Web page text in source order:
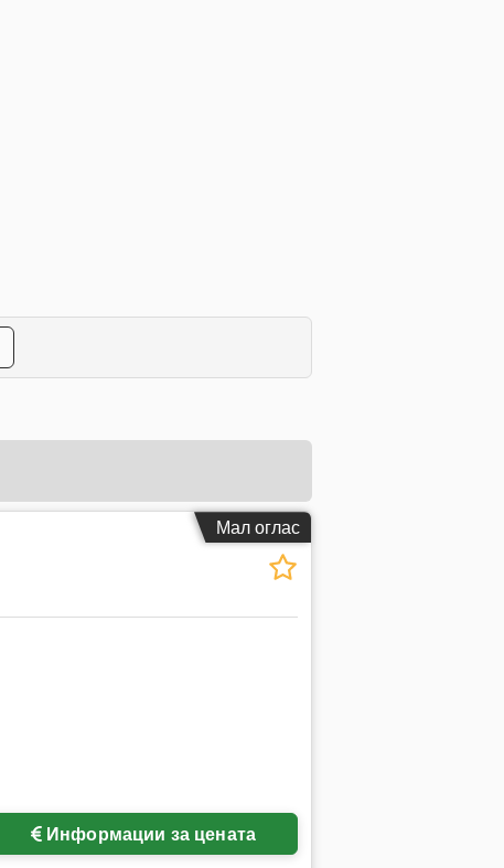
Мал оглас
Информации за цената